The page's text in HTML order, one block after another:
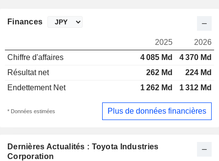
Dernières Actualités : Toyota Industries
Corporation
Finances
2025
2026
Chiffre d'affaires
4 085 Md
4 370 Md
Résultat net
262 Md
224 Md
Endettement Net
1 262 Md 1 312 Md
* Données estimées Plus de données financières